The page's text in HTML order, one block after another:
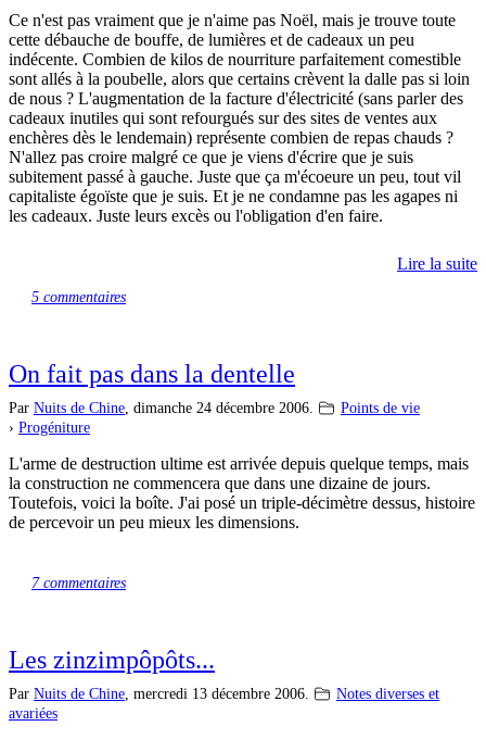
Ce n'est pas vraiment que je n'aime pas Noël, mais je trouve toute
cette débauche de bouffe, de lumières et de cadeaux un peu
indécente. Combien de kilos de nourriture parfaitement comestible
sont allés à la poubelle, alors que certains crèvent la dalle pas si loin
de nous ? L'augmentation de la facture d'électricité (sans parler des
cadeaux inutiles qui sont refourgués sur des sites de ventes aux
enchères dès le lendemain) représente combien de repas chauds ?
N'allez pas croire malgré ce que je viens d'écrire que je suis
subitement passé à gauche. Juste que ça m'écoeure un peu, tout vil
capitaliste égoïste que je suis. Et je ne condamne pas les agapes ni
les cadeaux. Juste leurs excès ou l'obligation d'en faire.
Lire la suite
5 commentaires
On fait pas dans la dentelle
Par Nuits de Chine, dimanche 24 décembre 2006.
Points de vie
› Progéniture
L'arme de destruction ultime est arrivée depuis quelque temps, mais
la construction ne commencera que dans une dizaine de jours.
Toutefois, voici la boîte. J'ai posé un triple-décimètre dessus, histoire
de percevoir un peu mieux les dimensions.
7 commentaires
Les zinzimpôpôts...
Par Nuits de Chine, mercredi 13 décembre 2006.
Notes diverses et
avariées